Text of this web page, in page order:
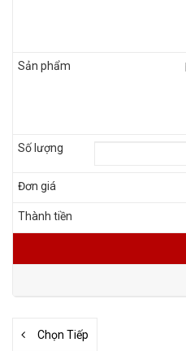
Chọn Tiếp